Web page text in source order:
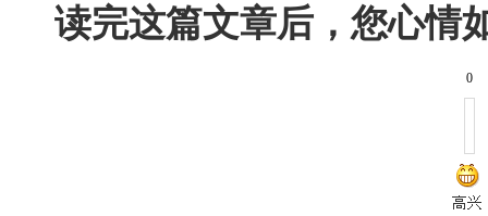
读完这篇文章后，您心情
0